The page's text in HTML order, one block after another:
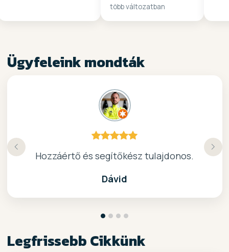
több változatban
Ügyfeleink mondták
Hozzáértő és segítőkész tulajdonos.
Dávid
kiváló surf-ös bolt .. ajánlom!
Nagyon kedves elado, jo kis bolt :)
Köszönöm a gyors, barátságos kiszolgálast.
Legfrissebb Cikkünk